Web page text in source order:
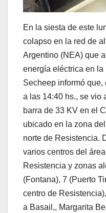
En la siesta de este
colapso en la red de
Argentino (NEA) que
energía eléctrica en la
Secheep informó
a las 14:40 hs., se vio
barra de 33 KV en el
ubicado en la zona
norte de Resistencia.
varios centros del
Resistencia y zonas
(Fontana), 7 (Puerto
centro de
a Basail,, Margarita